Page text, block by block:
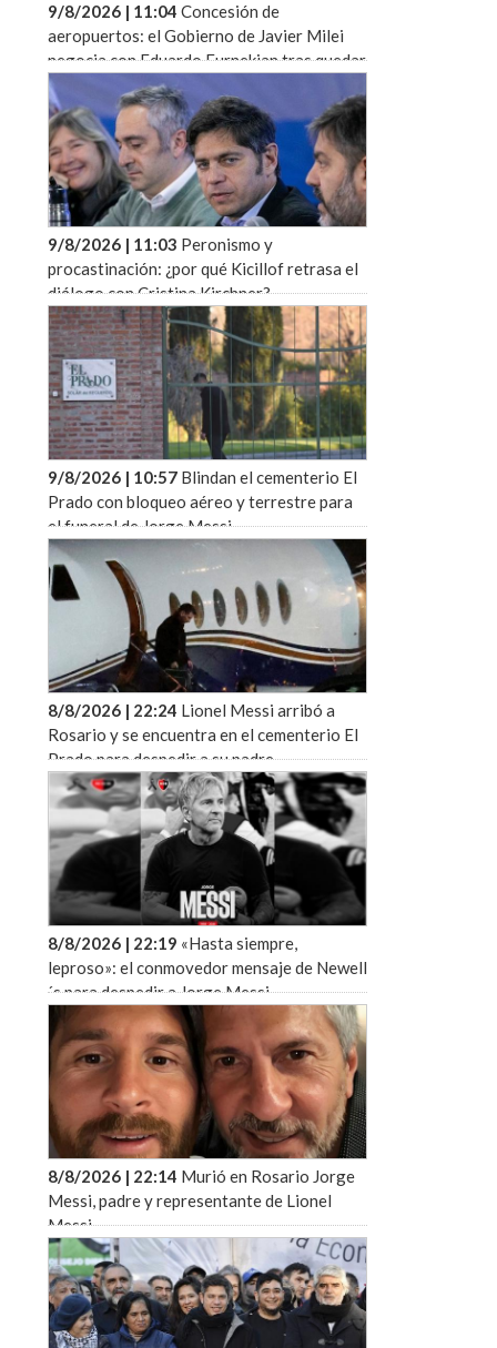
9/8/2026 | 11:04 Concesión de
aeropuertos: el Gobierno de Javier Milei
negocia con Eduardo Eurnekian tras quedar
trabado un acuerdo clave
9/8/2026 | 11:03 Peronismo y
procastinación: ¿por qué Kicillof retrasa el
diálogo con Cristina Kirchner?
9/8/2026 | 10:57Blindan el cementerio El
Prado con bloqueo aéreo y terrestre para
el funeral de Jorge Messi
8/8/2026 | 22:24 Lionel Messi arribó a
Rosario y se encuentra en el cementerio El
Prado para despedir a su padre
8/8/2026 | 22:19 «Hasta siempre,
leproso»: el conmovedor mensaje de Newell
´s para despedir a Jorge Messi
8/8/2026 | 22:14 Murió en Rosario Jorge
Messi, padre y representante de Lionel
Messi